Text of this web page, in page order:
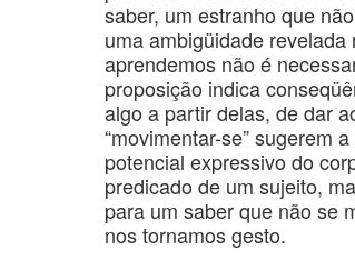
saber, um estranho que
uma ambigüidade
aprendemos não é
proposição indica
algo a partir delas, de dar
“movimentar-se” sugerem
potencial expressivo do
predicado de um sujeito,
para um saber que não se
nos tornamos gesto.